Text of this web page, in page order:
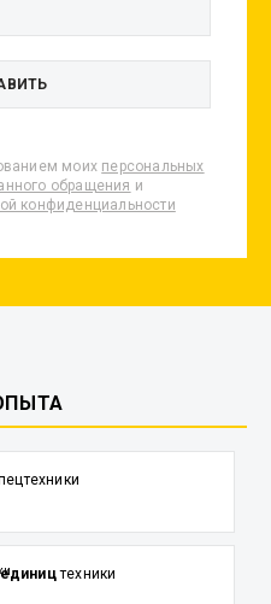
моих персональных
обращения и
конфиденциальности
техники